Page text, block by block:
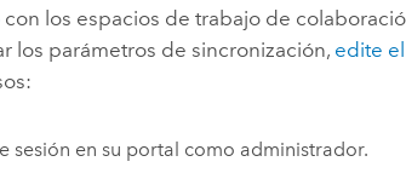
con los espacios de trabajo de
los parámetros de sincronización, edite
sesión en su portal como administrador.